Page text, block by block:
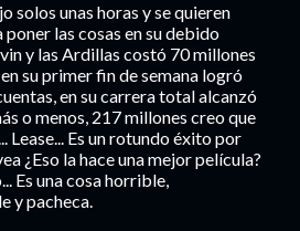
solos unas horas y se quieren
poner las cosas en su debido
y las Ardillas costó 70 millones
su primer fin de semana logró
en su carrera total alcanzó
o menos, 217 millones creo que
Lease... Es un rotundo éxito por
¿Eso la hace una mejor película?
Es una cosa horrible,
y pacheca.